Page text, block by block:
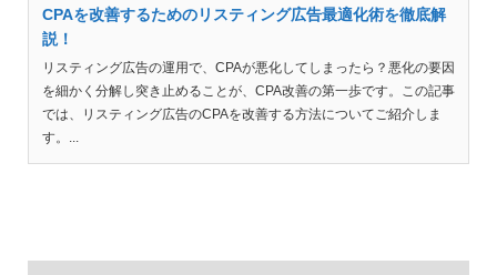
CPAを改善するためのリスティング広告最適化術を徹底解
説！
リスティング広告の運用で、CPAが悪化してしまったら？悪化の要因
を細かく分解し突き止めることが、CPA改善の第一歩です。この記事
では、リスティング広告のCPAを改善する方法についてご紹介しま
す。...